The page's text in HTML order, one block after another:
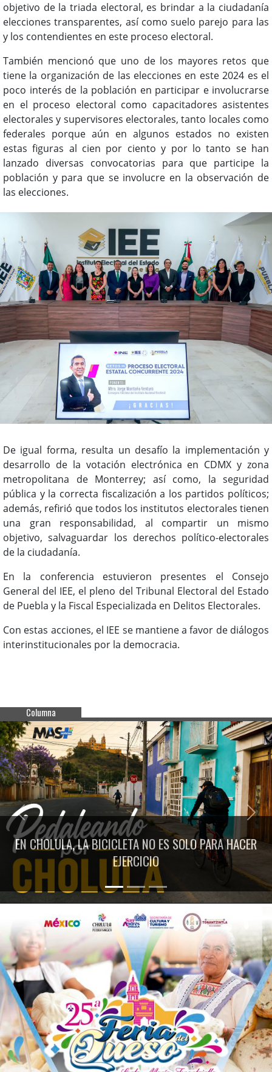
objetivo de la triada electoral, es brindar a la ciudadanía
elecciones transparentes, así como suelo parejo para las
y los contendientes en este proceso electoral.
También mencionó que uno de los mayores retos que
tiene la organización de las elecciones en este 2024 es el
poco interés de la población en participar e involucrarse
en el proceso electoral como capacitadores asistentes
electorales y supervisores electorales, tanto locales como
federales porque aún en algunos estados no existen
estas figuras al cien por ciento y por lo tanto se han
lanzado diversas convocatorias para que participe la
población y para que se involucre en la observación de
las elecciones.
De igual forma, resulta un desafío la implementación y
desarrollo de la votación electrónica en CDMX y zona
metropolitana de Monterrey; así como, la seguridad
pública y la correcta fiscalización a los partidos políticos;
además, refirió que todos los institutos electorales tienen
una gran responsabilidad, al compartir un mismo
objetivo, salvaguardar los derechos político-electorales
de la ciudadanía.
En la conferencia estuvieron presentes el Consejo
General del IEE, el pleno del Tribunal Electoral del Estado
de Puebla y la Fiscal Especializada en Delitos Electorales.
Con estas acciones, el IEE se mantiene a favor de diálogos
interinstitucionales por la democracia.
Columna
EN CHOLULA, LA BICICLETA NO ES SOLO PARA HACER
EJERCICIO
Previous Next